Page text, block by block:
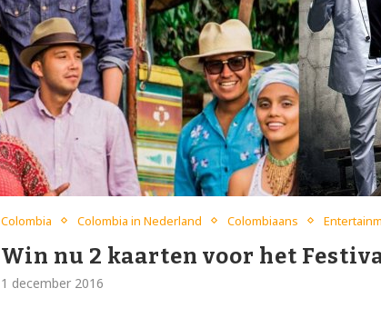
Colombia Colombia in Nederland Colombiaans
Win nu 2 kaarten voor het
1 december 2016